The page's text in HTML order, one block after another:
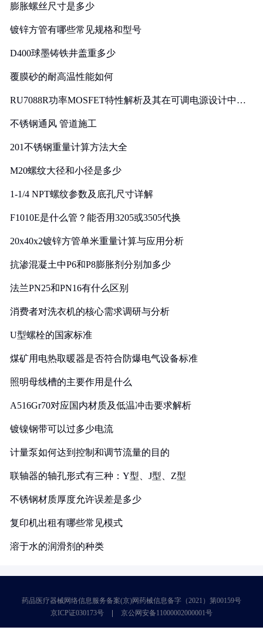
膨胀螺丝尺寸是多少
镀锌方管有哪些常见规格和型号
D400球墨铸铁井盖重多少
覆膜砂的耐高温性能如何
RU7088R功率MOSFET特性解析及其在可调电源设计中的
不锈钢通风 管道施工
201不锈钢重量计算方法大全
M20螺纹大径和小径是多少
1-1/4 NPT螺纹参数及底孔尺寸详解
F1010E是什么管？能否用3205或3505代换
20x40x2镀锌方管单米重量计算与应用分析
抗渗混凝土中P6和P8膨胀剂分别加多少
法兰PN25和PN16有什么区别
消费者对洗衣机的核心需求调研与分析
U型螺栓的国家标准
煤矿用电热取暖器是否符合防爆电气设备标准
照明母线槽的主要作用是什么
A516Gr70对应国内材质及低温冲击要求解析
镀镍钢带可以过多少电流
计量泵如何达到控制和调节流量的目的
联轴器的轴孔形式有三种：Y型、J型、Z型
不锈钢材质厚度允许误差是多少
复印机出租有哪些常见模式
溶于水的润滑剂的种类
药品医疗器械网络信息服务备案(京)网药械信息备字（2021）第00159号
京ICP证030173号
京公网安备11000002000001号